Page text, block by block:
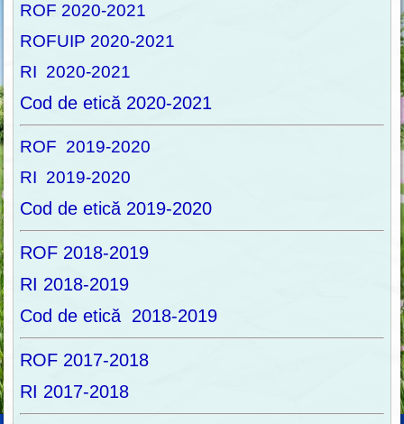
ROF 2020-2021
ROFUIP 2020-2021
RI 2020-2021
Cod de etică 2020-2021
ROF 2019-2020
RI 2019-2020
Cod de etică 2019-2020
ROF 2018-2019
RI 2018-2019
Cod de etică 2018-2019
ROF 2017-2018
RI 2017-2018